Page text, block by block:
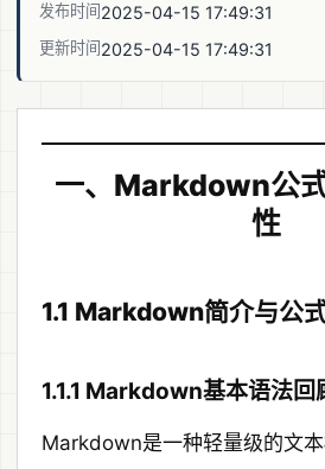
发布时间2025-04-15 17:49:31
更新时间2025-04-15 17:49:31
一、Markdown公
性
1.1 Markdown简介与公
1.1.1 Markdown基本语法回
Markdown是一种轻量级的文